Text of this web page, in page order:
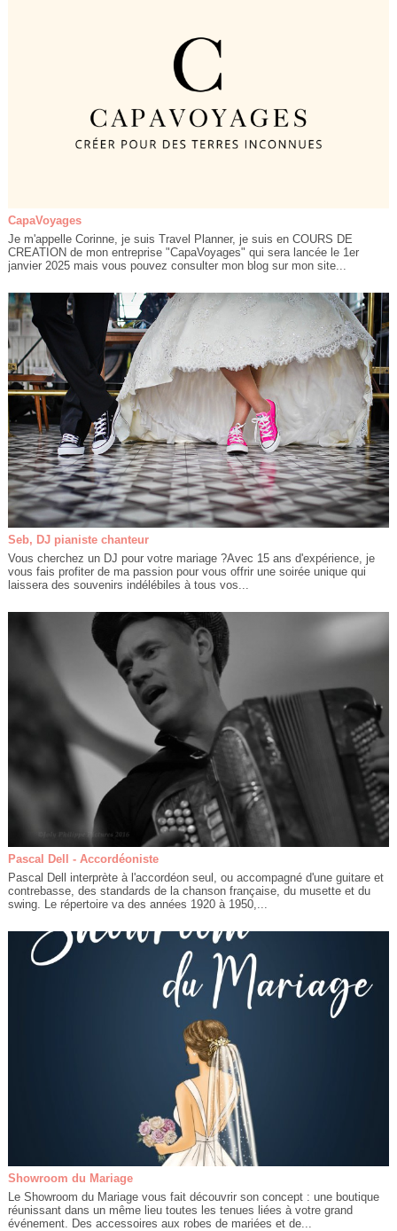
CapaVoyages
Je m'appelle Corinne, je suis Travel Planner, je suis en COURS DE
CREATION de mon entreprise "CapaVoyages" qui sera lancée le 1er
janvier 2025 mais vous pouvez consulter mon blog sur mon site...
Seb, DJ pianiste chanteur
Vous cherchez un DJ pour votre mariage ?Avec 15 ans d'expérience, je
vous fais profiter de ma passion pour vous offrir une soirée unique qui
laissera des souvenirs indélébiles à tous vos...
Pascal Dell - Accordéoniste
Pascal Dell interprète à l'accordéon seul, ou accompagné d'une guitare et
contrebasse, des standards de la chanson française, du musette et du
swing. Le répertoire va des années 1920 à 1950,...
Showroom du Mariage
Le Showroom du Mariage vous fait découvrir son concept : une boutique
réunissant dans un même lieu toutes les tenues liées à votre grand
événement. Des accessoires aux robes de mariées et de...